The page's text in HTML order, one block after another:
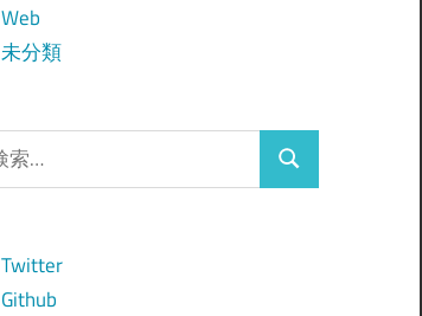
Web
未分類
検
Twitter
Github